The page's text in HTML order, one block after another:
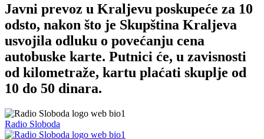
Javni prevoz u Kraljevu poskupeće za 10
odsto, nakon što je Skupština Kraljeva
usvojila odluku o povećanju cena
autobuske karte. Putnici će, u zavisnosti
od kilometraže, kartu plaćati skuplje od
10 do 50 dinara.
Radio Sloboda